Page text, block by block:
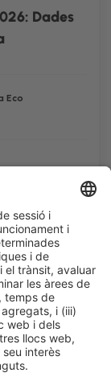
Dades
Eco
de cookies